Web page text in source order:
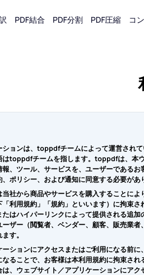
PDF結合 PDF分割 PDF圧縮 コ
PDF → JPG
ションは、toppdfチームによって運営され
はtoppdfチームを指します。toppdfは、本
、ツール、サービスを、ユーザーである
ポリシー、および通知に同意する必要があ
社から商品やサービスを購入することに
利用規約」「規約」といいます）に拘束
はハイパーリンクによって提供される追
ザー（閲覧者、ベンダー、顧客、販売業
す。
ションにアクセスまたはご利用になる前
ることで、お客様は本利用規約に拘束さ
、ウェブサイト／アプリケーションにア